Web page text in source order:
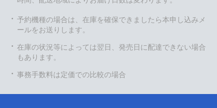
予約機種の場合は、在庫を確保できましたら本申し込みメ
ールをお送りします。
在庫の状況等によっては翌日、発売日に配達できない場合
もあります。
事務手数料は定価での比較の場合